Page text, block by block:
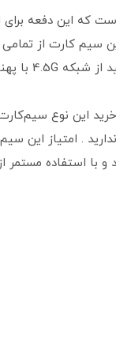
این نوع
. امتیاز این
با استفاده مستمر